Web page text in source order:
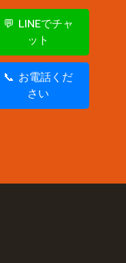
💬 LINEでチャ
ット
📞 お電話くだ
さい